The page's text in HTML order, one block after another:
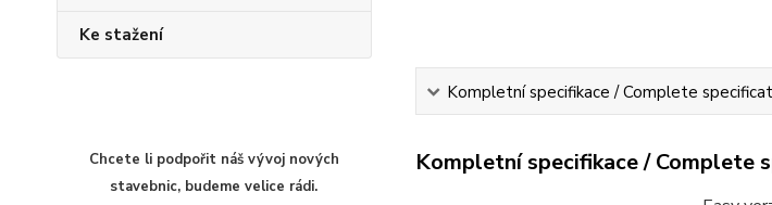
Ke stažení
Chcete li podpořit náš vývoj nových
stavebnic, budeme velice rádi.
Kompletní specifikace / Complete
Kompletní specifikace / Complete